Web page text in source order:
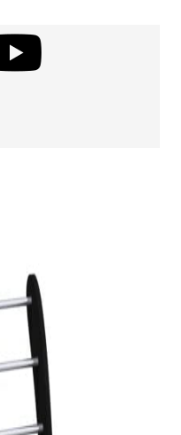
Book